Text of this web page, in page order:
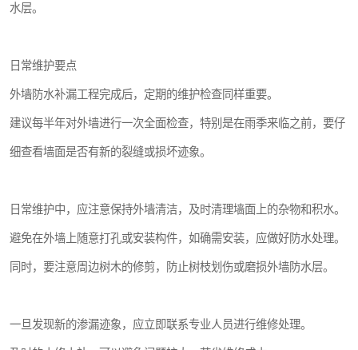
水层。
日常维护要点
外墙防水补漏工程完成后，定期的维护检查同样重要。
建议每半年对外墙进行一次全面检查，特别是在雨季来临之前，要仔
细查看墙面是否有新的裂缝或损坏迹象。
日常维护中，应注意保持外墙清洁，及时清理墙面上的杂物和积水。
避免在外墙上随意打孔或安装构件，如确需安装，应做好防水处理。
同时，要注意周边树木的修剪，防止树枝划伤或磨损外墙防水层。
一旦发现新的渗漏迹象，应立即联系专业人员进行维修处理。